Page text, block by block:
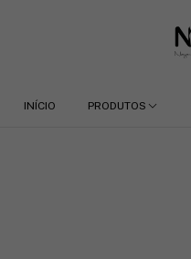
INÍCIO PRODUTOS